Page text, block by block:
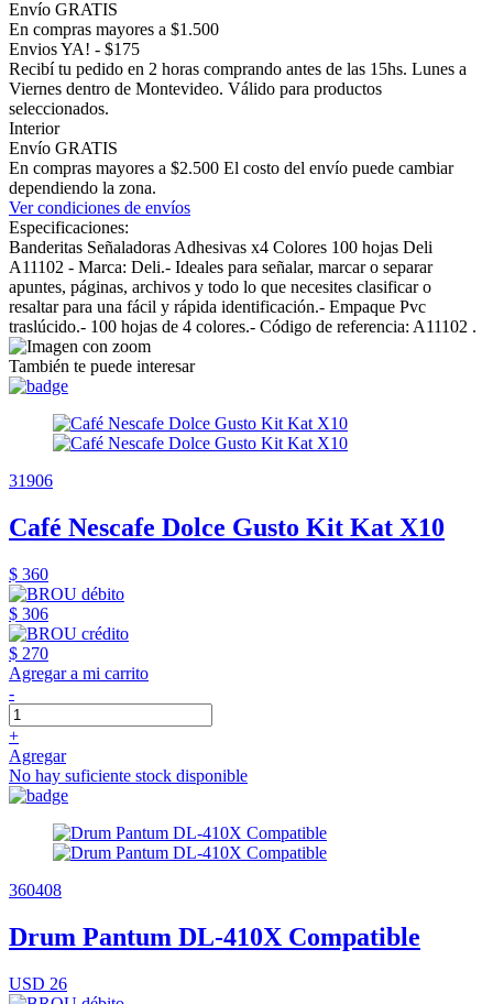
Envío GRATIS
En compras mayores a $1.500
Envios YA! - $175
Recibí tu pedido en 2 horas comprando antes de las 15hs. Lunes a
Viernes dentro de Montevideo. Válido para productos
seleccionados.
Interior
Envío GRATIS
En compras mayores a $2.500 El costo del envío puede cambiar
dependiendo la zona.
Ver condiciones de envíos
Especificaciones:
Banderitas Señaladoras Adhesivas x4 Colores 100 hojas Deli
A11102 - Marca: Deli.- Ideales para señalar, marcar o separar
apuntes, páginas, archivos y todo lo que necesites clasificar o
resaltar para una fácil y rápida identificación.- Empaque Pvc
traslúcido.- 100 hojas de 4 colores.- Código de referencia: A11102 .
También te puede interesar
31906
Café Nescafe Dolce Gusto Kit Kat X10
$ 360
$ 306
$ 270
Agregar a mi carrito
-
+
Agregar
No hay suficiente stock disponible
360408
Drum Pantum DL-410X Compatible
USD 26